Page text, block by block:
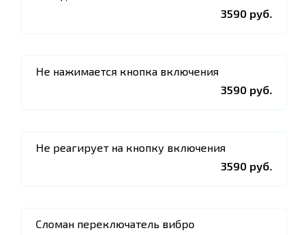
3590 руб.
Не нажимается кнопка включения
3590 руб.
Не реагирует на кнопку включения
3590 руб.
Сломан переключатель вибро